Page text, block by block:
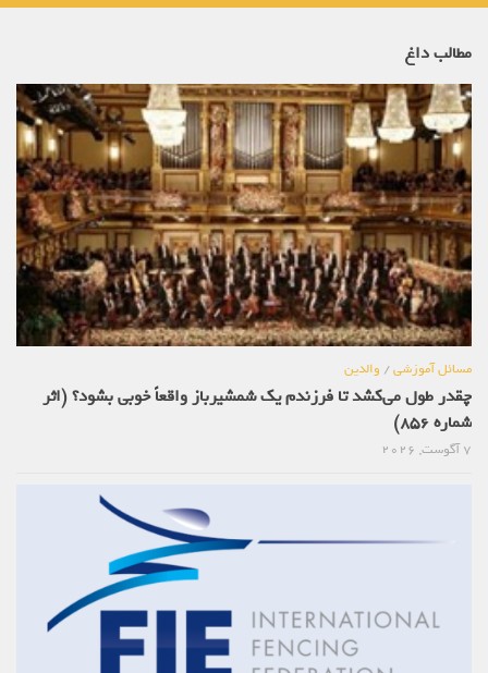
مطالب داغ
مسائل آموزشی/والدین
چقدر طول می‌کشد تا فرزندم یک شمشیرباز واقعاً خوبی بشود؟ (اثر
شماره 856)